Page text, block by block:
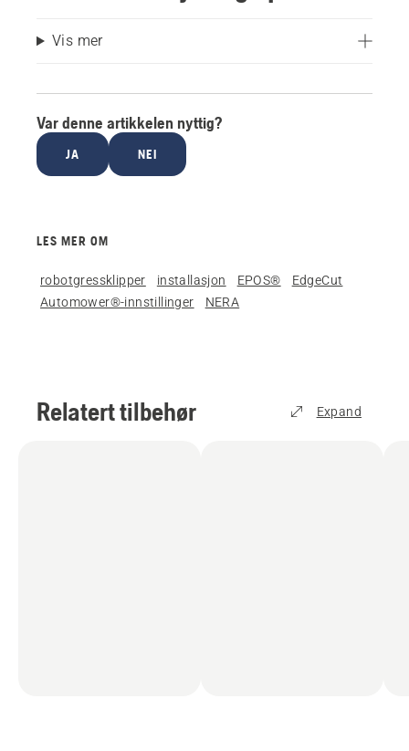
Vis mer
Var denne artikkelen nyttig?
JA NEI
LES MER OM
robotgressklipper installasjon EPOS®
EdgeCut
Automower®-innstillinger
NERA
Relatert tilbehør Expand